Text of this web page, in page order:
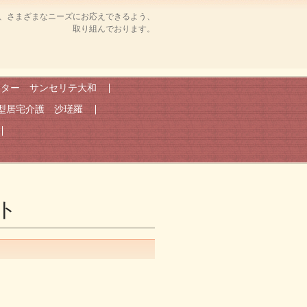
まざまなニーズにお応えできるよう、
取り組んでおります。
ー サンセリテ大和
居宅介護 沙瑳羅